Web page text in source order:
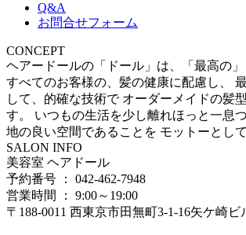
Q&A
お問合せフォーム
CONCEPT
ヘアードールの「ドール」は、「最高の」
すべてのお客様の、髪の健康に配慮し、
して、的確な技術で オーダーメイドの髪
す。 いつもの生活を少し離れほっと一息
地の良い空間であることを モットーとして
SALON INFO
美容室 ヘアドール
予約番号 ： 042-462-7948
営業時間 ： 9:00～19:00
〒188-0011 西東京市田無町3-1-16矢ケ崎ビ